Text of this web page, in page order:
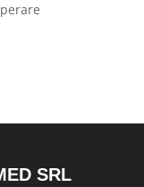
SRL